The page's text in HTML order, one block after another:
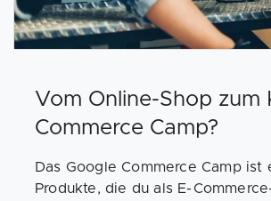
Vom Online-Shop zum
Commerce Camp?
Das Google Commerce Camp
Produkte, die du als E-